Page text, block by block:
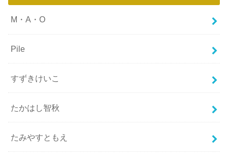
M・A・O
Pile
すずきけいこ
たかはし智秋
たみやすともえ